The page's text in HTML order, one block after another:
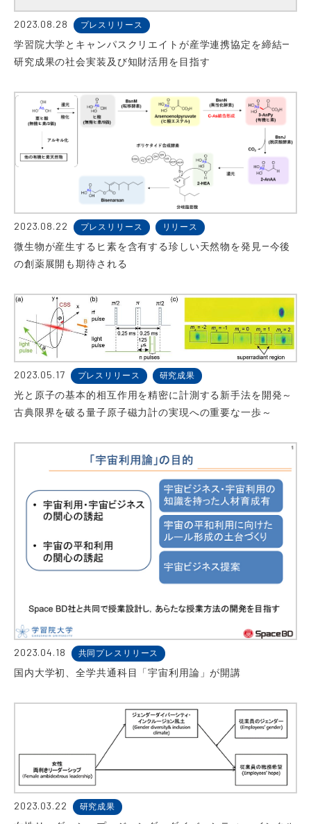
2023.08.28 プレスリリース
学習院大学とキャンパスクリエイトが産学連携協定を締結―
研究成果の社会実装及び知財活用を目指す
2023.08.22 プレスリリース リリース
微生物が産生するヒ素を含有する珍しい天然物を発見―今後
の創薬展開も期待される
2023.05.17 プレスリリース 研究成果
光と原子の基本的相互作用を精密に計測する新手法を開発～
古典限界を破る量子原子磁力計の実現への重要な一歩～
2023.04.18 共同プレスリリース
国内大学初、全学共通科目「宇宙利用論」が開講
2023.03.22 研究成果